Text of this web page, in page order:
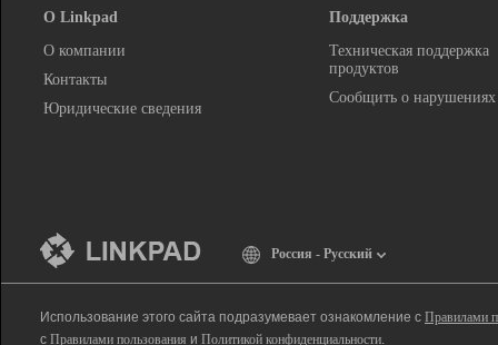
О Linkpad
О компании
Контакты
Юридические сведения
Поддержка
Техническая поддержка
продуктов
Сообщить о нарушениях
Россия - Русский
Использование этого сайта подразумевает ознакомление с Правилами
с Правилами пользования и Политикой конфиденциальности.